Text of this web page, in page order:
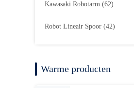
Kawasaki Robotarm (62)
Robot Lineair Spoor (42)
Warme producten